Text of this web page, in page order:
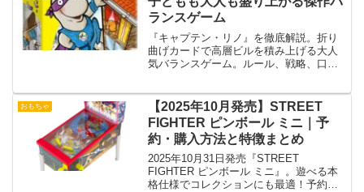
ランスゲーム
『キャプテン・リノ』を徹底解説。折り
曲げカードで高層ビルを積み上げる大人
気バランスゲーム。ルール、戦略、口コ
おもちゃ
【2025年10月発売】STREET
FIGHTER ピンボール ミニ｜予
約・購入方法と特徴まとめ
2025年10月31日発売『STREET
FIGHTER ピンボール ミニ』。遊べる本
格仕様でコレクションにも最適！予約・